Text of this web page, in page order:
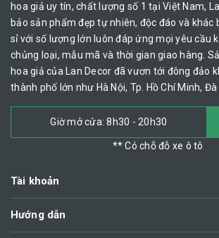
hoa giả uy tín, chất lượng số 1 tại Việt Nam,
bảo sản phẩm đẹp tự nhiên, độc đáo và khác
sỉ với số lượng lớn luôn đáp ứng mọi yêu cầu
chủng loại, mẫu mã và thời gian giao hàng.
hoa giả của Lan Decor đã vươn tới đông đảo
thành phố lớn như Hà Nội, Tp. Hồ Chí Minh, Đà
Giờ mở cửa: 8h30 - 20h30
** Có chỗ đỗ xe ô tô
Tài khoản
Hướng dẫn